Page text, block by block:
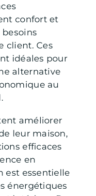
confort et
client. Ces
idéales pour
alternative
au
améliorer
leur maison,
efficaces
en
est essentielle
énergétiques